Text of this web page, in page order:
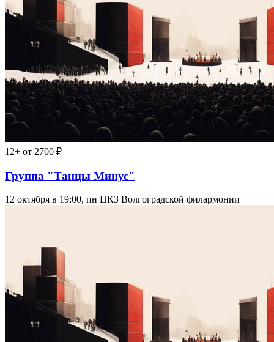
12+ от 2700 ₽
Группа "Танцы Минус"
12 октября в 19:00, пн ЦКЗ Волгоградской филармонии